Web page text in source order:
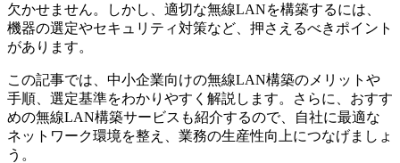
欠かせません。しかし、適切な無線LANを構築するには、
機器の選定やセキュリティ対策など、押さえるべきポイント
があります。
この記事では、中小企業向けの無線LAN構築のメリットや
手順、選定基準をわかりやすく解説します。さらに、おすす
めの無線LAN構築サービスも紹介するので、自社に最適な
ネットワーク環境を整え、業務の生産性向上につなげましょ
う。